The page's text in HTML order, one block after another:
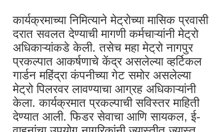
कार्यक्रमाच्या निमित्याने मेट्रोच्या मासिक प्रवासी
दरात सवलत देण्याची मागणी कर्मचाऱ्यांनी मेट्रो
अधिकाऱ्यांकडे केली. तसेच महा मेट्रो नागपुर
प्रकल्पात आकर्षणाचे केंद्र असलेल्या व्हर्टिकल
गार्डन महिंद्रा कंपनीच्या गेट समोर असलेल्या
मेट्रो पिलरवर लावण्याचा आग्रह अधिकाऱ्यांनी
केला. कार्यक्रमात प्रकल्पाची सविस्तर माहिती
देण्यात आली. फिडर सेवाचा आणि सायकल,ई-